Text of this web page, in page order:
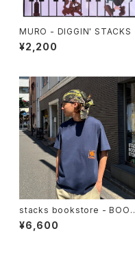
MURO - DIGGIN' STACKS
¥2,200
stacks bookstore - BOOK
TOWN Tee
¥6,600